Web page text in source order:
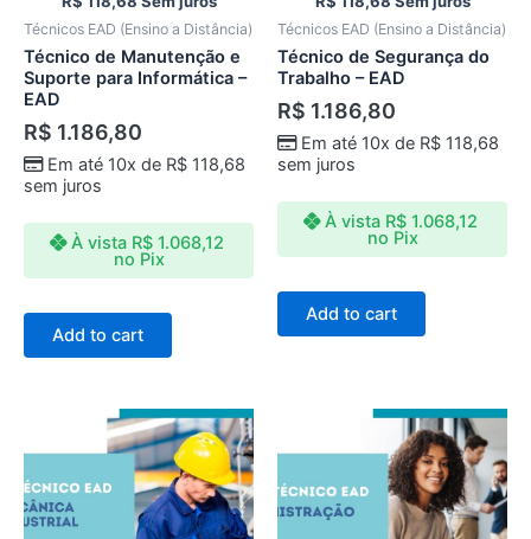
Técnicos EAD (Ensino a Distância)
Técnico de Manutenção e
Suporte para Informática –
EAD
R$ 1.186,80
Em até 10x de R$118,68
sem juros
À vista R$1.068,12
no Pix
Add to cart
Técnicos EAD (Ensino a Distância)
Técnico de Segurança do
Trabalho – EAD
R$ 1.186,80
Em até 10x de R$118,68
sem juros
À vista R$1.068,12
no Pix
Add to cart